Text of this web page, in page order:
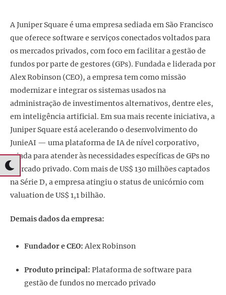
A Juniper Square é uma empresa sediada em São Francisco
que oferece software e serviços conectados voltados para
os mercados privados, com foco em facilitar a gestão de
fundos por parte de gestores (GPs). Fundada e liderada por
Alex Robinson (CEO), a empresa tem como missão
modernizar e integrar os sistemas usados na
administração de investimentos alternativos, dentre eles,
em inteligência artificial. Em sua mais recente iniciativa, a
Juniper Square está acelerando o desenvolvimento do
JunieAI — uma plataforma de IA de nível corporativo,
criada para atender às necessidades específicas de GPs no
mercado privado. Com mais de US$ 130 milhões captados
na Série D, a empresa atingiu o status de unicórnio com
valuation de US$ 1,1 bilhão.
Demais dados da empresa:
Fundador e CEO:Alex Robinson
Produto principal: Plataforma de software para
gestão de fundos no mercado privado